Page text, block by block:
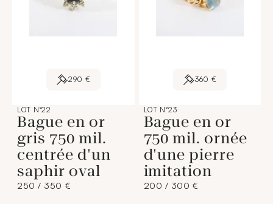
290 €
LOT N°22
Bague en or
gris 750 mil.
centrée d'un
saphir oval
250 / 350 €
360 €
LOT N°23
Bague en or
750 mil. ornée
d'une pierre
imitation
200 / 300 €